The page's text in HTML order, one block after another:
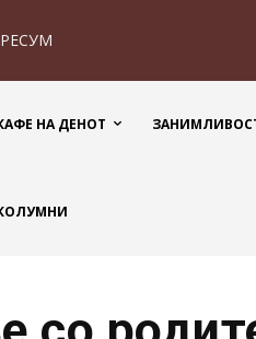
НА ДЕНОТ